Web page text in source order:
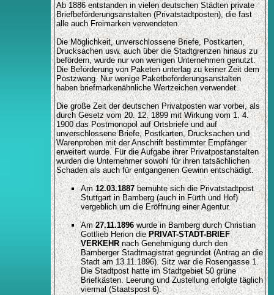
Ab 1886 entstanden in vielen deutschen Städten private
Briefbeförderungsanstalten (Privatstadtposten), die fast
alle auch Freimarken verwendeten.
Die Möglichkeit, unverschlossene Briefe, Postkarten,
Drucksachen usw. auch über die Stadtgrenzen hinaus zu
befördern, wurde nur von wenigen Unternehmen genutzt.
Die Beförderung von Paketen unterlag zu keiner Zeit dem
Postzwang. Nur wenige Paketbeförderungsanstalten
haben briefmarkenähnliche Wertzeichen verwendet.
Die große Zeit der deutschen Privatposten war vorbei, als
durch Gesetz vom 20. 12. 1899 mit Wirkung vom 1. 4.
1900 das Postmonopol auf Ortsbriefe und auf
unverschlossene Briefe, Postkarten, Drucksachen und
Warenproben mit der Anschrift bestimmter Empfänger
erweitert wurde. Für die Aufgabe ihrer Privatpostanstalten
wurden die Unternehmer sowohl für ihren tatsächlichen
Schaden als auch für entgangenen Gewinn entschädigt.
Am12.03.1887bemühte sich die Privatstadtpost
Stuttgart in Bamberg (auch in Fürth und Hof)
vergeblich um die Eröffnung einer Agentur.
Am27.11.1896wurde in Bamberg durch Christian
Gottlieb Herion diePRIVAT-STADT-BRIEF
VERKEHRnach Genehmigung durch den
Bamberger Stadtmagistrat gegründet (Antrag an die
Stadt am 13.11.1896). Sitz war die Rosengasse 1.
Die Stadtpost hatte im Stadtgebiet 50 grüne
Briefkästen. Leerung und Zustellung erfolgte täglich
viermal (Staatspost 6).